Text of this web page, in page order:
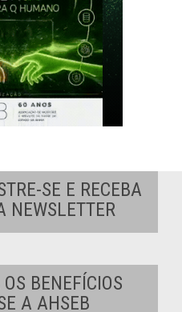
SE E RECEBA
NEWSLETTER
BENEFÍCIOS
A AHSEB